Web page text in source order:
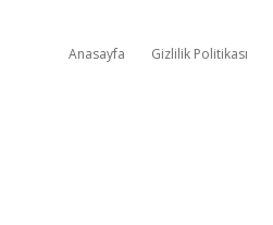
Anasayfa Gizlilik Politikası